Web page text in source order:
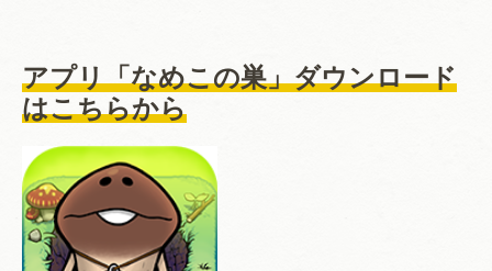
アプリ「なめこの巣」ダウンロード
はこちらから